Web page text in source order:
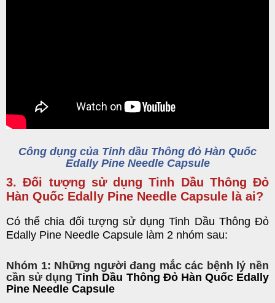
Công dụng của Tinh dầu Thông đỏ Hàn Quốc
Edally Pine Needle Capsule
3. Đối tượng sử dụng Tinh Dầu Thông Đỏ
Hàn Quốc Edally Pine Needle Capsule là ai?
Có thể chia đối tượng sửdụngTinh Dầu Thông Đỏ
Edally Pine Needle Capsule làm 2 nhóm sau:
Nhóm 1: Những người đang mắc các bệnh lý nền
cần sử dụng Tinh Dầu Thông Đỏ Hàn Quốc Edally
Pine Needle Capsule